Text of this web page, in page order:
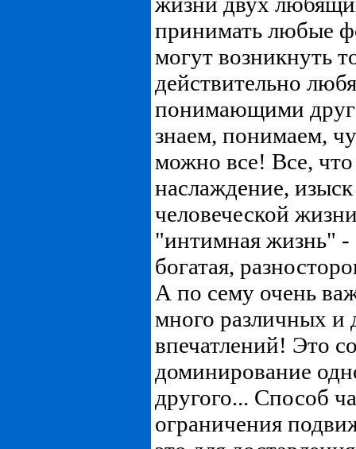
принимать любые
могут возникнуть
действительно
понимающими
знаем, понимаем,
можно все! Все,
наслаждение, изыск
человеческой
"интимная жизнь" -
богатая,
А по сему очень
много различных и
впечатлений! Это
доминирование
другого... Способ
ограничения